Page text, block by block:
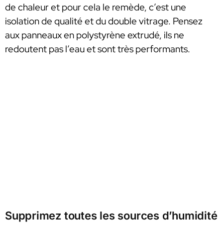
de chaleur et pour cela le remède, c’est une
isolation de qualité et du double vitrage. Pensez
aux panneaux en polystyrène extrudé, ils ne
redoutent pas l’eau et sont très performants.
Supprimez toutes les sources d’humidité